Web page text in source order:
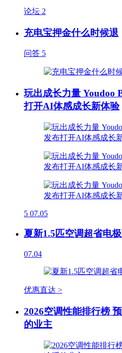
论坛 2
充电宝押金什么时候退
问答 5
玩出成长力量 Youdoo
打开AI体感成长新体验
5 07.05
夏新1.5匹空调超省电
07.04
优惠直达 >
2026空调性能排行榜
的业主